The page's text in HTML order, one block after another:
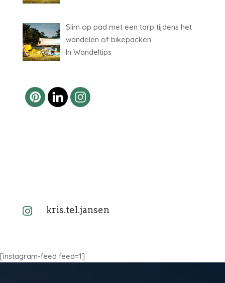
Slim op pad met een tarp tijdens het
wandelen of bikepacken
In Wandeltips
 kris.tel.jansen
[instagram-feed feed=1]